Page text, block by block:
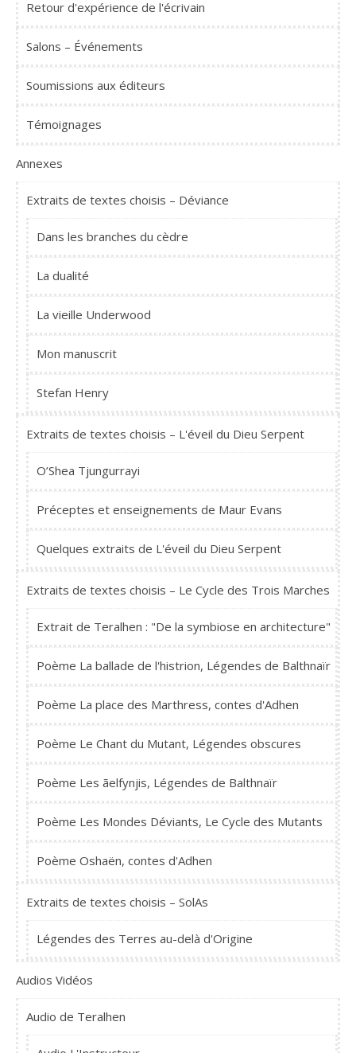
Retour d'expérience de l'écrivain
Salons – Événements
Soumissions aux éditeurs
Témoignages
Annexes
Extraits de textes choisis – Déviance
Dans les branches du cèdre
La dualité
La vieille Underwood
Mon manuscrit
Stefan Henry
Extraits de textes choisis – L'éveil du Dieu Serpent
O’Shea Tjungurrayi
Préceptes et enseignements de Maur Evans
Quelques extraits de L'éveil du Dieu Serpent
Extraits de textes choisis – Le Cycle des Trois Marches
Extrait de Teralhen : "De la symbiose en architecture"
Poème La ballade de l'histrion, Légendes de Balthnaïr
Poème La place des Marthress, contes d'Adhen
Poème Le Chant du Mutant, Légendes obscures
Poème Les ãelfynjis, Légendes de Balthnaïr
Poème Les Mondes Déviants, Le Cycle des Mutants
Poème Oshaën, contes d'Adhen
Extraits de textes choisis – SolAs
Légendes des Terres au-delà d'Origine
Audios Vidéos
Audio de Teralhen